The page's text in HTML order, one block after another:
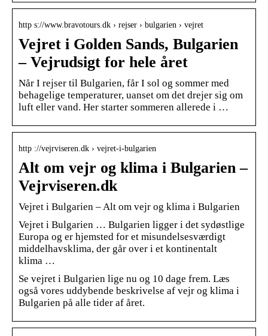
http s://www.bravotours.dk › rejser › bulgarien › vejret
Vejret i Golden Sands, Bulgarien
– Vejrudsigt for hele året
Når I rejser til Bulgarien, får I sol og sommer med
behagelige temperaturer, uanset om det drejer sig om
luft eller vand. Her starter sommeren allerede i …
http ://vejrviseren.dk › vejret-i-bulgarien
Alt om vejr og klima i Bulgarien –
Vejrviseren.dk
Vejret i Bulgarien – Alt om vejr og klima i Bulgarien
Vejret i Bulgarien … Bulgarien ligger i det sydøstlige
Europa og er hjemsted for et misundelsesværdigt
middelhavsklima, der går over i et kontinentalt
klima …
Se vejret i Bulgarien lige nu og 10 dage frem. Læs
også vores uddybende beskrivelse af vejr og klima i
Bulgarien på alle tider af året.